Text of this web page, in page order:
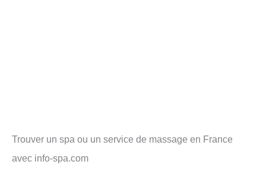
Trouver un spa ou un service de massage en France
avec info-spa.com